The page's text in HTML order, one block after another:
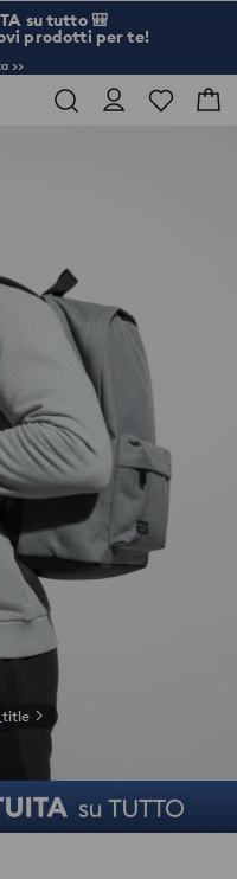
su tutto 🎒
prodotti per te!
>>